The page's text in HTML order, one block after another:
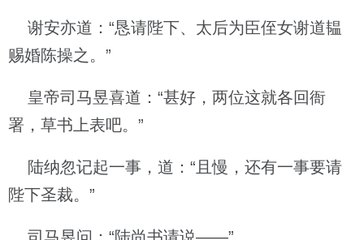
谢安亦道：“恳请陛下、太后为臣侄女谢道韫
赐婚陈操之。”
皇帝司马昱喜道：“甚好，两位这就各回衙
署，草书上表吧。”
陆纳忽记起一事，道：“且慢，还有一事要请
陛下圣裁。”